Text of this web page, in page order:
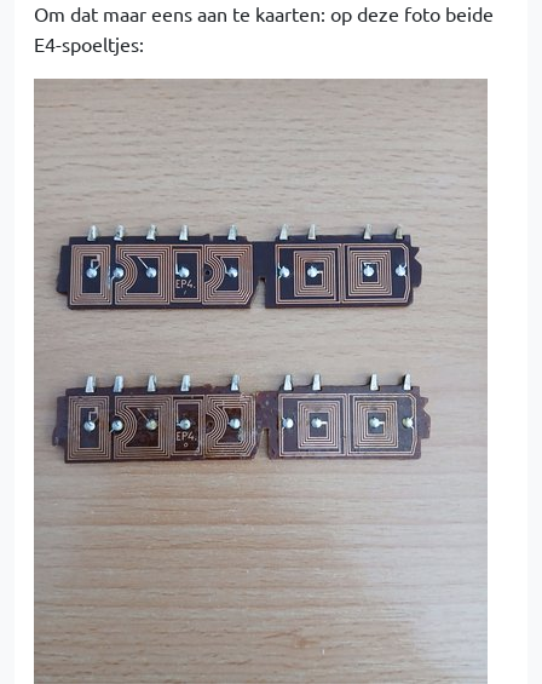
Om dat maar eens aan te kaarten: op deze foto beide
E4-spoeltjes: